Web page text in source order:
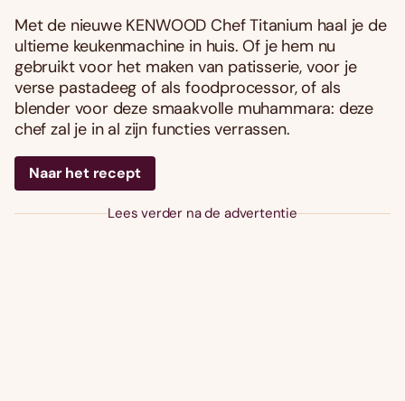
Met de nieuwe KENWOOD Chef Titanium haal je de
ultieme keukenmachine in huis. Of je hem nu
gebruikt voor het maken van patisserie, voor je
verse pastadeeg of als foodprocessor, of als
blender voor deze smaakvolle muhammara: deze
chef zal je in al zijn functies verrassen.
Naar het recept
Lees verder na de advertentie